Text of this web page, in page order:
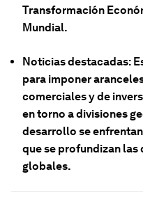
Transformación
Mundial.
Noticias destacadas:
para imponer
comerciales y de
en torno a divisiones
desarrollo se
que se profundizan
globales.